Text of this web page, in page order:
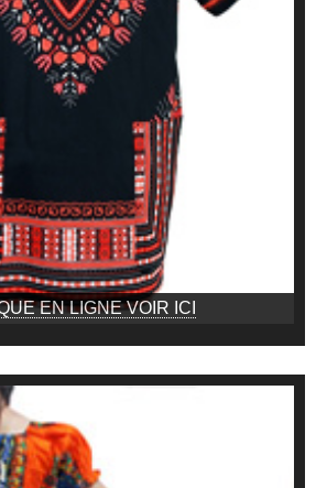
EN LIGNE VOIR ICI